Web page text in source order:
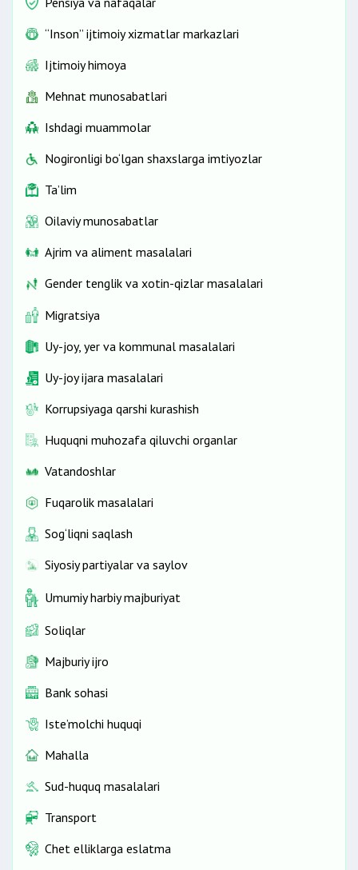
“Inson” ijtimoiy xizmatlar markazlari
Ijtimoiy himoya
Mehnat munosabatlari
Ishdagi muammolar
Nogironligi bo‘lgan shaxslarga imtiyozlar
Ta’lim
Oilaviy munosabatlar
Ajrim va aliment masalalari
Gender tenglik va xotin-qizlar masalalari
Migratsiya
Uy-joy, yer va kommunal masalalari
Uy-joy ijara masalalari
Korrupsiyaga qarshi kurashish
Huquqni muhozafa qiluvchi organlar
Vatandoshlar
Fuqarolik masalalari
Sog‘liqni saqlash
Siyosiy partiyalar va saylov
Umumiy harbiy majburiyat
Soliqlar
Majburiy ijro
Bank sohasi
Iste’molchi huquqi
Mahalla
Sud-huquq masalalari
Transport
Chet elliklarga eslatma